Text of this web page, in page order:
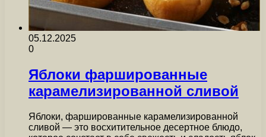
05.12.2025
0
Яблоки фаршированные
карамелизированной сливой
Яблоки, фаршированные карамелизированной
сливой — это восхитительное десертное блюдо,